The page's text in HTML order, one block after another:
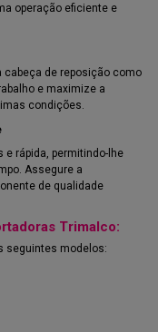
operação eficiente e
cabeça de reposição como
e maximize a
condições.
rápida, permitindo-lhe
Assegure a
de qualidade
Trimalco:
seguintes modelos: